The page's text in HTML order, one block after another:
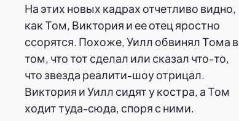
На этих новых кадрах отчетливо видно,
как Том, Виктория и ее отец яростно
ссорятся. Похоже, Уилл обвинял Тома в
том, что тот сделал или сказал что-то,
что звезда реалити-шоу отрицал.
Виктория и Уилл сидят у костра, а Том
ходит туда-сюда, споря с ними.